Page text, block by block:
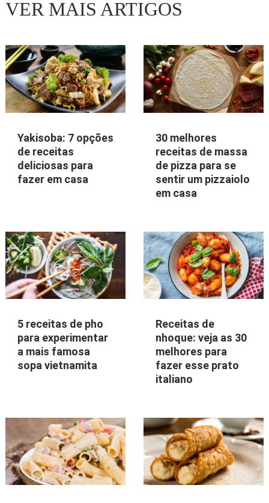
VER MAIS ARTIGOS
Yakisoba: 7 opções
de receitas
deliciosas para
fazer em casa
30 melhores
receitas de massa
de pizza para se
sentir um pizzaiolo
em casa
5 receitas de pho
para experimentar
a mais famosa
sopa vietnamita
Receitas de
nhoque: veja as 30
melhores para
fazer esse prato
italiano